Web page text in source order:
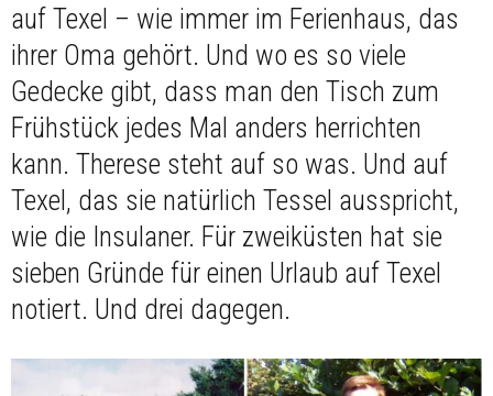
auf Texel – wie immer im Ferienhaus, das
ihrer Oma gehört. Und wo es so viele
Gedecke gibt, dass man den Tisch zum
Frühstück jedes Mal anders herrichten
kann. Therese steht auf so was. Und auf
Texel, das sie natürlich Tessel ausspricht,
wie die Insulaner. Für zweiküsten hat sie
sieben Gründe für einen Urlaub auf Texel
notiert. Und drei dagegen.